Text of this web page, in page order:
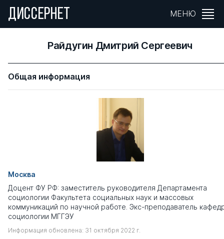
ДИССЕРНЕТ МЕНЮ
Райдугин Дмитрий Сергеевич
Общая информация
Москва
Доцент ФУ РФ: заместитель руководителя Департамента
социологии Факультета социальных наук и массовых
коммуникаций по научной работе.​ Экс-преподаватель
социологии МГГЭУ
Информация обновлена: 31 октября 2022 г.